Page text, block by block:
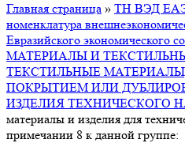
Главная страница » ТН ВЭД
номенклатура
Евразийского экономического
МАТЕРИАЛЫ И
ТЕКСТИЛЬНЫЕ
ПОКРЫТИЕМ ИЛИ
ИЗДЕЛИЯ ТЕХНИЧЕСКОГО
материалы и изделия для
примечании 8 к данной группе: